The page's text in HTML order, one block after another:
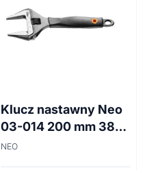
Klucz nastawny Neo
03-014 200 mm 38
mm
NEO